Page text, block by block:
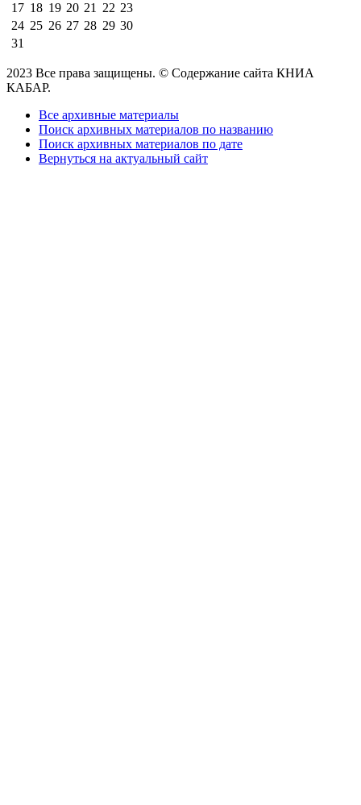
17 18 19 20 21 22 23
24 25 26 27 28 29 30
31
2023 Все права защищены. © Содержание сайта КНИА
КАБАР.
Все архивные материалы
Поиск архивных материалов по названию
Поиск архивных материалов по дате
Вернуться на актуальный сайт